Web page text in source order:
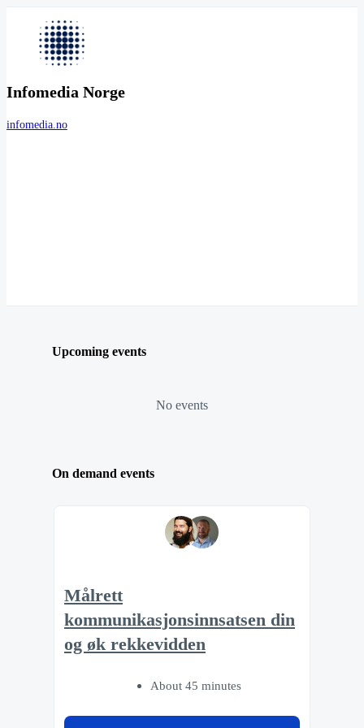
Infomedia Norge
infomedia.no
Upcoming events
No events
On demand events
Målrett
kommunikasjonsinnsatsen din
og øk rekkevidden
About 45 minutes